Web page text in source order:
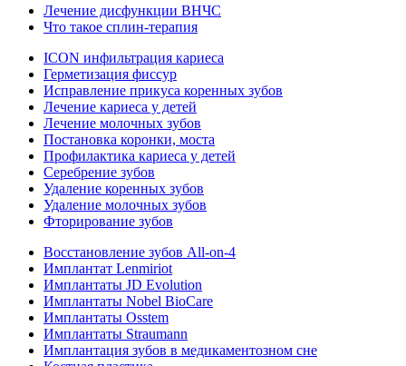
Лечение дисфункции ВНЧС
Что такое сплин-терапия
ICON инфильтрация кариеса
Герметизация фиссур
Исправление прикуса коренных зубов
Лечение кариеса у детей
Лечение молочных зубов
Постановка коронки, моста
Профилактика кариеса у детей
Серебрение зубов
Удаление коренных зубов
Удаление молочных зубов
Фторирование зубов
Восстановление зубов All‑on‑4
Имплантат Lenmiriot
Имплантаты JD Evolution
Имплантаты Nobel BioСare
Имплантаты Osstem
Имплантаты Straumann
Имплантация зубов в медикаментозном сне